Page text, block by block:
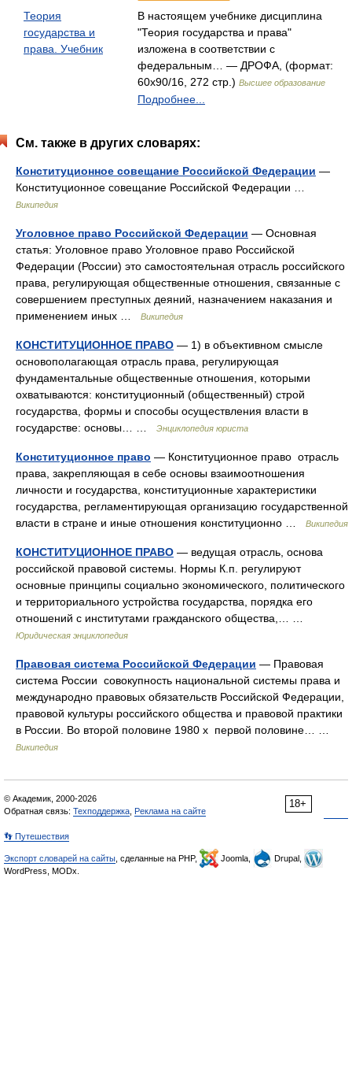
Теория
государства и
права. Учебник
В настоящем учебнике дисциплина
"Теория государства и права"
изложена в соответствии с
федеральным… — ДРОФА, (формат:
60x90/16, 272 стр.) Высшее образование
Подробнее...
См. также в других словарях:
Конституционное совещание Российской Федерации —
Конституционное совещание Российской Федерации …
Википедия
Уголовное право Российской Федерации — Основная
статья: Уголовное право Уголовное право Российской
Федерации (России) это самостоятельная отрасль российского
права, регулирующая общественные отношения, связанные с
совершением преступных деяний, назначением наказания и
применением иных …
Википедия
КОНСТИТУЦИОННОЕ ПРАВО — 1) в объективном смысле
основополагающая отрасль права, регулирующая
фундаментальные общественные отношения, которыми
охватываются: конституционный (общественный) строй
государства, формы и способы осуществления власти в
государстве: основы… …
Энциклопедия юриста
Конституционное право — Конституционное право отрасль
права, закрепляющая в себе основы взаимоотношения
личности и государства, конституционные характеристики
государства, регламентирующая организацию государственной
власти в стране и иные отношения конституционно …
Википедия
КОНСТИТУЦИОННОЕ ПРАВО — ведущая отрасль, основа
российской правовой системы. Нормы К.п. регулируют
основные принципы социально экономического, политического
и территориального устройства государства, порядка его
отношений с институтами гражданского общества,… …
Юридическая энциклопедия
Правовая система Российской Федерации — Правовая
система России совокупность национальной системы права и
международно правовых обязательств Российской Федерации,
правовой культуры российского общества и правовой практики
в России. Во второй половине 1980 х первой половине… …
Википедия
18+
© Академик, 2000-2026
Обратная связь: Техподдержка Реклама на сайте
👣 Путешествия
Экспорт словарей на сайты , сделанные на PHP, Joomla,
Drupal,
WordPress, MODx.